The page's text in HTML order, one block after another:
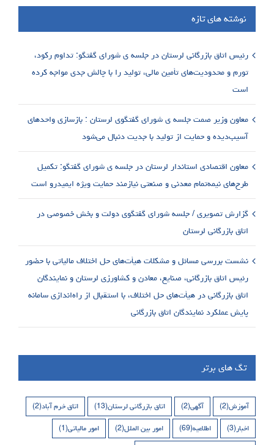
نوشته های تازه
رئیس اتاق بازرگانی لرستان در جلسه ی شورای گفتگو: تداوم رکود،
تورم و محدودیت‌های تأمین مالی، تولید را با چالش جدی مواجه کرده
است
معاون وزیر صمت جلسه ی شورای گفتگوی لرستان : بازسازی واحدهای
آسیب‌دیده و حمایت از تولید با جدیت دنبال می‌شود
معاون اقتصادی استاندار لرستان در جلسه ی شورای گفتگو: تکمیل
طرح‌های نیمه‌تمام معدنی و صنعتی نیازمند حمایت ویژه ایمیدرو است
گزارش تصویری / جلسه شورای گفتگوی دولت و بخش خصوصی در
اتاق بازرگانی لرستان
نشست بررسی مسائل و مشکلات هیأت‌های حل اختلاف مالیاتی با حضور
رئیس اتاق بازرگانی، صنایع، معادن و کشاورزی لرستان و نمایندگان
اتاق بازرگانی در هیأت‌های حل اختلاف، با استقبال از راه‌اندازی سامانه
پایش عملکرد نمایندگان اتاق بازرگانی
تگ های برتر
آموزش(2) آگهی(2) اتاق بازرگانی لرستان(13) اتاق خرم آباد(2)
اخبار(3) اطلاعیه(69) امور بین الملل(2) امور مالیاتی(1)